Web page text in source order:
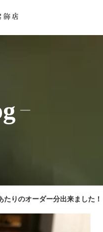
たりのオーダー分出来ました！